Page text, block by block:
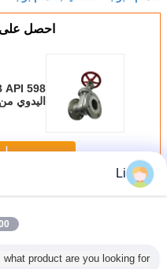
احصل
اليدوي
أكثرصمام بوابة مشفه
Li
what product are you looking for?